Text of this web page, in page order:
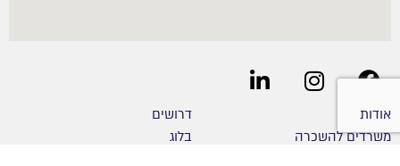
אודות
משרדים להשכרה
דרושים
בלוג